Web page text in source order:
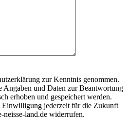
zur Kenntnis genommen.
Angaben und Daten zur Beantwortung
erhoben und gespeichert werden.
jederzeit für die Zukunft
land.de widerrufen.